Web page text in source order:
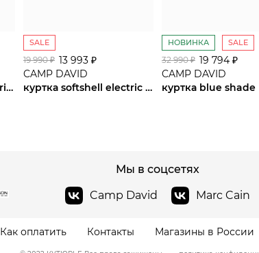
сайте СДЭК
куртка blue navy / sunrise neon
SALE
19 990 ₽ 13 993 ₽
CAMP DAVID
куртка softshell electric sky
НОВИНКА SALE
32 990 ₽ 19 794 ₽
CAMP DAVID
куртка blue shade
Мы в соцсетях
Camp David
Marc Cain
Как оплатить Контакты Магазины в России